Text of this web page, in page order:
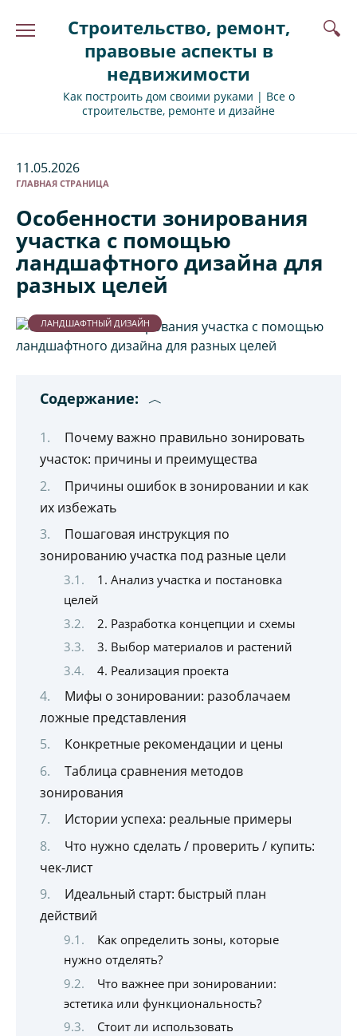
Строительство, ремонт,
правовые аспекты в
недвижимости
Как построить дом своими руками | Все о
строительстве, ремонте и дизайне
11.05.2026
ГЛАВНАЯ СТРАНИЦА
Особенности зонирования
участка с помощью
ландшафтного дизайна для
разных целей
ЛАНДШАФТНЫЙ ДИЗАЙН
Содержание:
Почему важно правильно зонировать
участок: причины и преимущества
Причины ошибок в зонировании и как
их избежать
Пошаговая инструкция по
зонированию участка под разные цели
1. Анализ участка и постановка
целей
2. Разработка концепции и схемы
3. Выбор материалов и растений
4. Реализация проекта
Мифы о зонировании: разоблачаем
ложные представления
Конкретные рекомендации и цены
Таблица сравнения методов
зонирования
Истории успеха: реальные примеры
Что нужно сделать / проверить / купить:
чек-лист
Идеальный старт: быстрый план
действий
Как определить зоны, которые
нужно отделять?
Что важнее при зонировании:
эстетика или функциональность?
Стоит ли использовать